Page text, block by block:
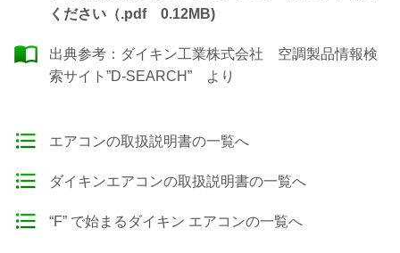
ください（.pdf 0.12MB)
出典参考： ダイキン工業株式会社 空調製品情報検
索サイト”D-SEARCH” より
エアコンの取扱説明書の一覧へ
ダイキンエアコンの取扱説明書の一覧へ
“F” で始まるダイキン エアコンの一覧へ